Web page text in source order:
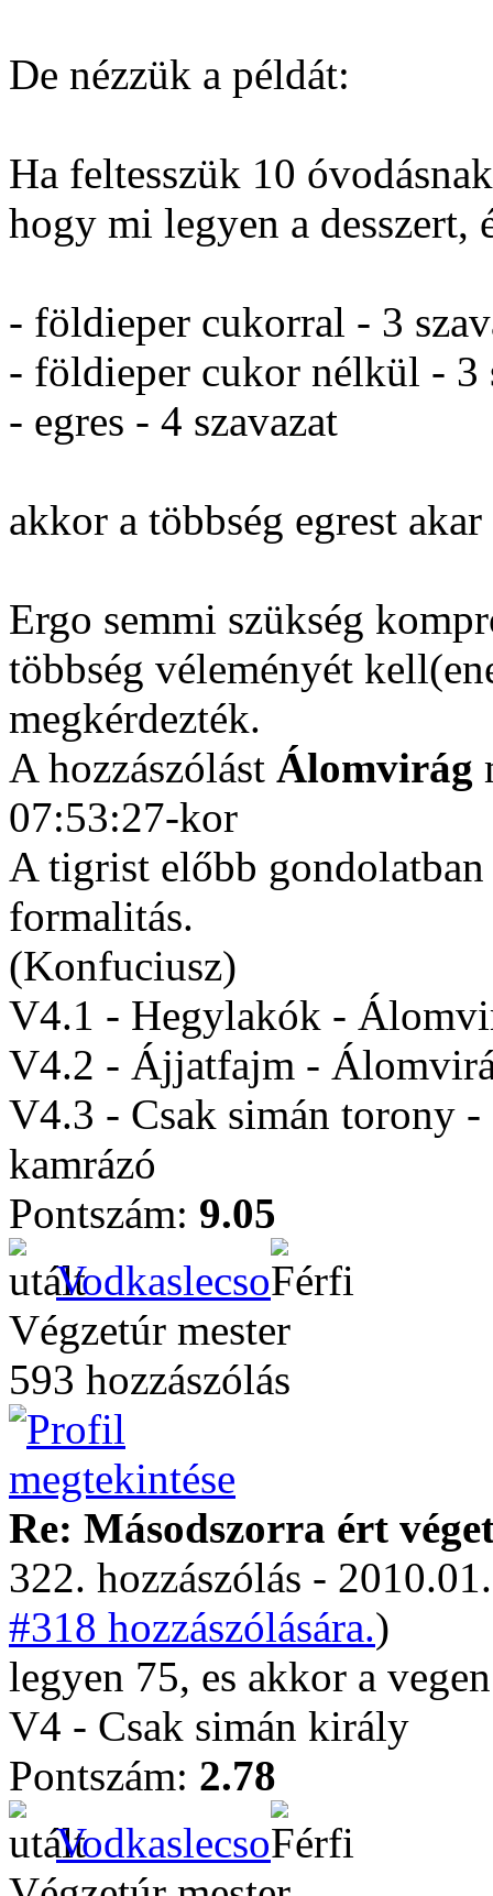
De nézzük a példát:
Ha feltesszük 10
hogy mi legyen a desszert,
- földieper cukorral - 3
- földieper cukor nélkül - 3
- egres - 4 szavazat
akkor a többség egrest
Ergo semmi szükség
többség véleményét
megkérdezték.
A hozzászólást Álomvirág
07:53:27-kor
A tigrist előbb
formalitás.
(Konfuciusz)
V4.1 - Hegylakók -
V4.2 - Ájjatfajm -
V4.3 - Csak simán torony
kamrázó
Pontszám: 9.05
Vodkaslecso
Végzetúr mester
593 hozzászólás
Re: Másodszorra ért
322. hozzászólás -
#318 hozzászólására.)
legyen 75, es akkor a
V4 - Csak simán király
Pontszám: 2.78
Vodkaslecso